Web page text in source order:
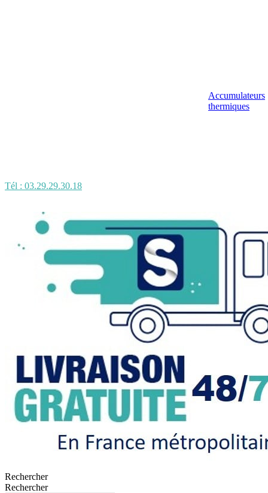
Accumulateurs
thermiques
Tél : 03.29.29.30.18
Rechercher
Rechercher